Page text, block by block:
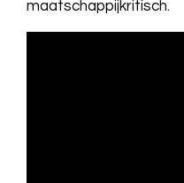
maatschappijkritisch.